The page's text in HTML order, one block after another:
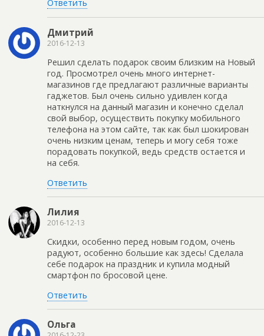
Ответить
Дмитрий
2016-12-13
Решил сделать подарок своим близким на Новый
год. Просмотрел очень много интернет-
магазинов где предлагают различные варианты
гаджетов. Был очень сильно удивлен когда
наткнулся на данный магазин и конечно сделал
свой выбор, осуществить покупку мобильного
телефона на этом сайте, так как был шокирован
очень низким ценам, теперь и могу себя тоже
порадовать покупкой, ведь средств остается и
на себя.
Ответить
Лилия
2016-12-13
Скидки, особенно перед новым годом, очень
радуют, особенно большие как здесь! Сделала
себе подарок на праздник и купила модный
смартфон по бросовой цене.
Ответить
Ольга